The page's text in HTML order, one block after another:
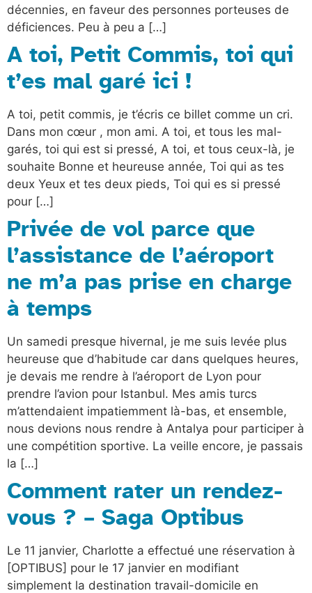
décennies, en faveur des personnes porteuses de
déficiences. Peu à peu a […]
A toi, Petit Commis, toi qui
t’es mal garé ici !
A toi, petit commis, je t’écris ce billet comme un cri.
Dans mon cœur , mon ami. A toi, et tous les mal-
garés, toi qui est si pressé, A toi, et tous ceux-là, je
souhaite Bonne et heureuse année, Toi qui as tes
deux Yeux et tes deux pieds, Toi qui es si pressé
pour […]
Privée de vol parce que
l’assistance de l’aéroport
ne m’a pas prise en charge
à temps
Un samedi presque hivernal, je me suis levée plus
heureuse que d’habitude car dans quelques heures,
je devais me rendre à l’aéroport de Lyon pour
prendre l’avion pour Istanbul. Mes amis turcs
m’attendaient impatiemment là-bas, et ensemble,
nous devions nous rendre à Antalya pour participer à
une compétition sportive. La veille encore, je passais
la […]
Comment rater un rendez-
vous ? – Saga Optibus
Le 11 janvier, Charlotte a effectué une réservation à
[OPTIBUS] pour le 17 janvier en modifiant
simplement la destination travail-domicile en